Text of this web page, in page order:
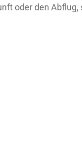
oder den